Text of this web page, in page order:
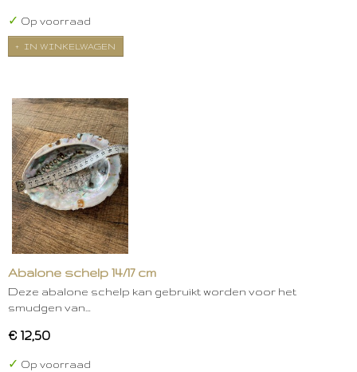
✓ Op voorraad
IN WINKELWAGEN
Abalone schelp 14/17 cm
Deze abalone schelp kan gebruikt worden voor het
smudgen van…
€ 12,50
✓ Op voorraad